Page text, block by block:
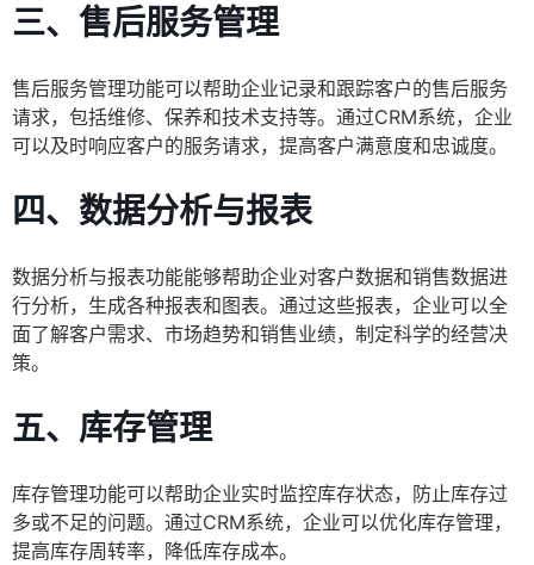
三、售后服务管理
售后服务管理功能可以帮助企业记录和跟踪客户的售后服务
请求，包括维修、保养和技术支持等。通过CRM系统，企业
可以及时响应客户的服务请求，提高客户满意度和忠诚度。
四、数据分析与报表
数据分析与报表功能能够帮助企业对客户数据和销售数据进
行分析，生成各种报表和图表。通过这些报表，企业可以全
面了解客户需求、市场趋势和销售业绩，制定科学的经营决
策。
五、库存管理
库存管理功能可以帮助企业实时监控库存状态，防止库存过
多或不足的问题。通过CRM系统，企业可以优化库存管理，
提高库存周转率，降低库存成本。